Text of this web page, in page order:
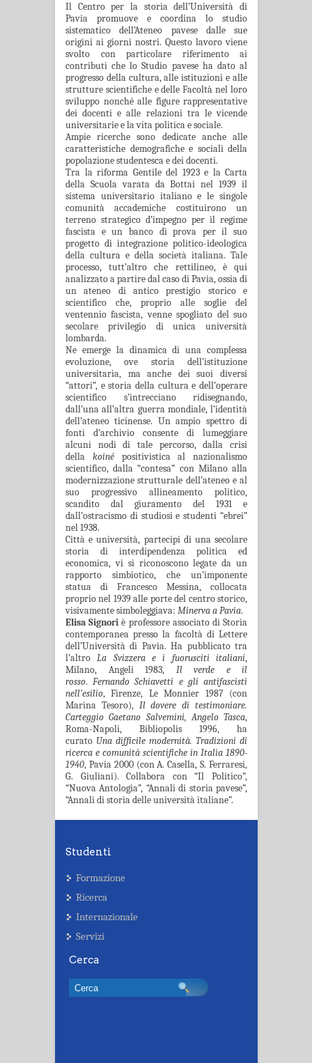
Il Centro per la storia dell’Università di
Pavia promuove e coordina lo studio
sistematico dell’Ateneo pavese dalle sue
origini ai giorni nostri. Questo lavoro viene
svolto con particolare riferimento ai
contributi che lo Studio pavese ha dato al
progresso della cultura, alle istituzioni e alle
strutture scientifiche e delle Facoltà nel loro
sviluppo nonché alle figure rappresentative
dei docenti e alle relazioni tra le vicende
universitarie e la vita politica e sociale.
Ampie ricerche sono dedicate anche alle
caratteristiche demografiche e sociali della
popolazione studentesca e dei docenti.
Tra la riforma Gentile del 1923 e la Carta
della Scuola varata da Bottai nel 1939 il
sistema universitario italiano e le singole
comunità accademiche costituirono un
terreno strategico d’impegno per il regime
fascista e un banco di prova per il suo
progetto di integrazione politico-ideologica
della cultura e della società italiana. Tale
processo, tutt’altro che rettilineo, è qui
analizzato a partire dal caso di Pavia, ossia di
un ateneo di antico prestigio storico e
scientifico che, proprio alle soglie del
ventennio fascista, venne spogliato del suo
secolare privilegio di unica università
lombarda.
Ne emerge la dinamica di una complessa
evoluzione, ove storia dell’istituzione
universitaria, ma anche dei suoi diversi
“attori”, e storia della cultura e dell’operare
scientifico s’intrecciano ridisegnando,
dall’una all’altra guerra mondiale, l’identità
dell’ateneo ticinense. Un ampio spettro di
fonti d’archivio consente di lumeggiare
alcuni nodi di tale percorso, dalla crisi
della koiné positivistica al nazionalismo
scientifico, dalla “contesa” con Milano alla
modernizzazione strutturale dell’ateneo e al
suo progressivo allineamento politico,
scandito dal giuramento del 1931 e
dall’ostracismo di studiosi e studenti “ebrei”
nel 1938.
Città e università, partecipi di una secolare
storia di interdipendenza politica ed
economica, vi si riconoscono legate da un
rapporto simbiotico, che un’imponente
statua di Francesco Messina, collocata
proprio nel 1939 alle porte del centro storico,
visivamente simboleggiava: Minerva a Pavia.
Elisa Signori è professore associato di Storia
contemporanea presso la facoltà di Lettere
dell’Università di Pavia. Ha pubblicato tra
l’altro La Svizzera e i fuorusciti italiani,
Milano, Angeli 1983, Il verde e il
rosso. Fernando Schiavetti e gli antifascisti
nell’esilio, Firenze, Le Monnier 1987 (con
Marina Tesoro), Il dovere di testimoniare.
Carteggio Gaetano Salvemini, Angelo Tasca,
Roma-Napoli, Bibliopolis 1996, ha
curato Una difficile modernità. Tradizioni di
ricerca e comunità scientifiche in Italia 1890-
1940, Pavia 2000 (con A. Casella, S. Ferraresi,
G. Giuliani). Collabora con “Il Politico”,
“Nuova Antologia”, “Annali di storia pavese”,
“Annali di storia delle università italiane”.
Studenti
Formazione
Ricerca
Internazionale
Servizi
Cerca